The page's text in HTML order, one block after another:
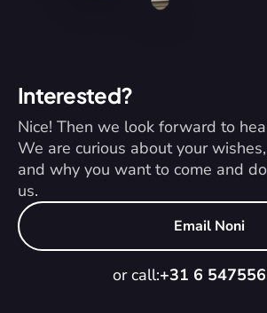
Interested?
Nice! Then we look forward to
We are curious about your
and why you want to come and
us.
Email Noni
or call:+31 6